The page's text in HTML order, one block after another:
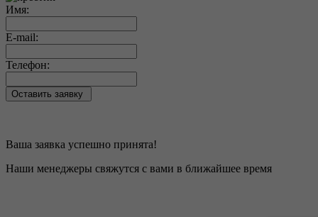
Имя:
E-mail:
Телефон:
Оставить заявку
Ваша заявка успешно принята!
Наши менеджеры свяжутся с вами в ближайшее время